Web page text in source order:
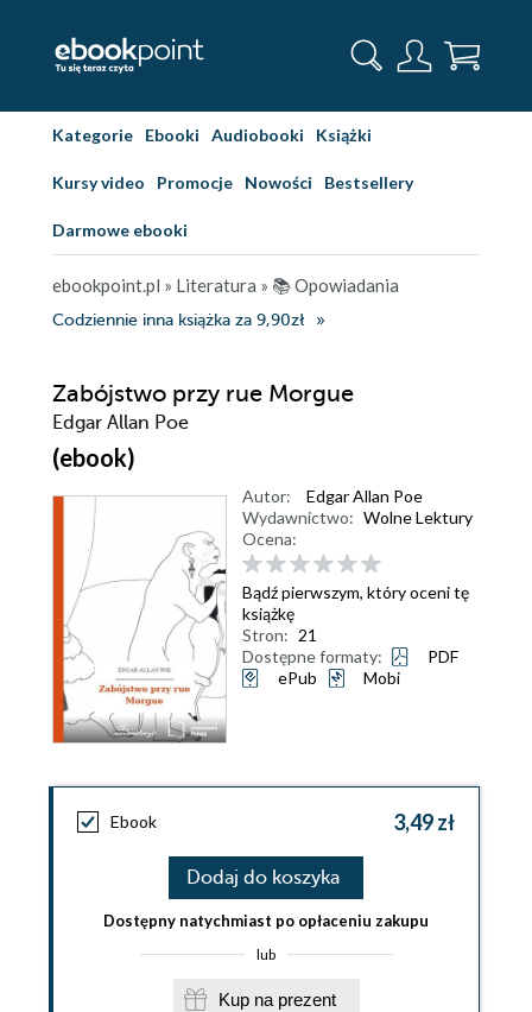
Kategorie Ebooki Audiobooki Książki
Kursy video Promocje Nowości Bestsellery
Darmowe ebooki
ebookpoint.pl » Literatura » 📚 Opowiadania
Codziennie inna książka za 9,90zł
Zabójstwo przy rue Morgue
Edgar Allan Poe
(ebook)
Autor:
Edgar Allan Poe
Wydawnictwo: Wolne Lektury
Ocena:
Bądź pierwszym, który oceni tę
książkę
Stron: 21
Dostępne formaty:
PDF
ePub
Mobi
Ebook 3,49 zł
Dodaj do koszyka
Dostępny natychmiast po opłaceniu zakupu
lub
Kup na prezent